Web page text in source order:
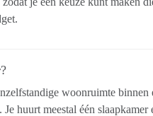
woonruimte binnen
huurt meestal één slaapkamer